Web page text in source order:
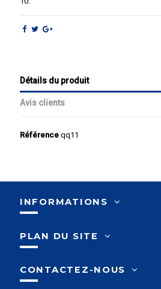
Détails du produit
Avis clients
Référence qq11
Avis soumis à un contrôle
Daniel A.
INFORMATIONS
PLAN DU SITE
CONTACTEZ-NOUS